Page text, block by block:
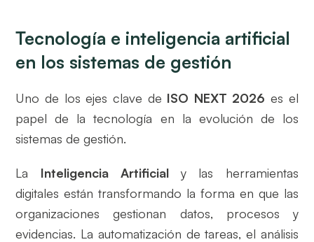
Tecnología e inteligencia artificial
en los sistemas de gestión
Uno de los ejes clave de ISO NEXT 2026 es el
papel de la tecnología en la evolución de los
sistemas de gestión.
La Inteligencia Artificialy las herramientas
digitales están transformando la forma en que las
organizaciones gestionan datos, procesos y
evidencias. La automatización de tareas, el análisis